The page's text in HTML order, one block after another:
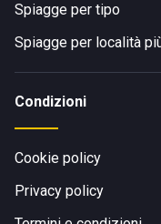
Spiagge per tipo
Spiagge per località
Condizioni
Cookie policy
Privacy policy